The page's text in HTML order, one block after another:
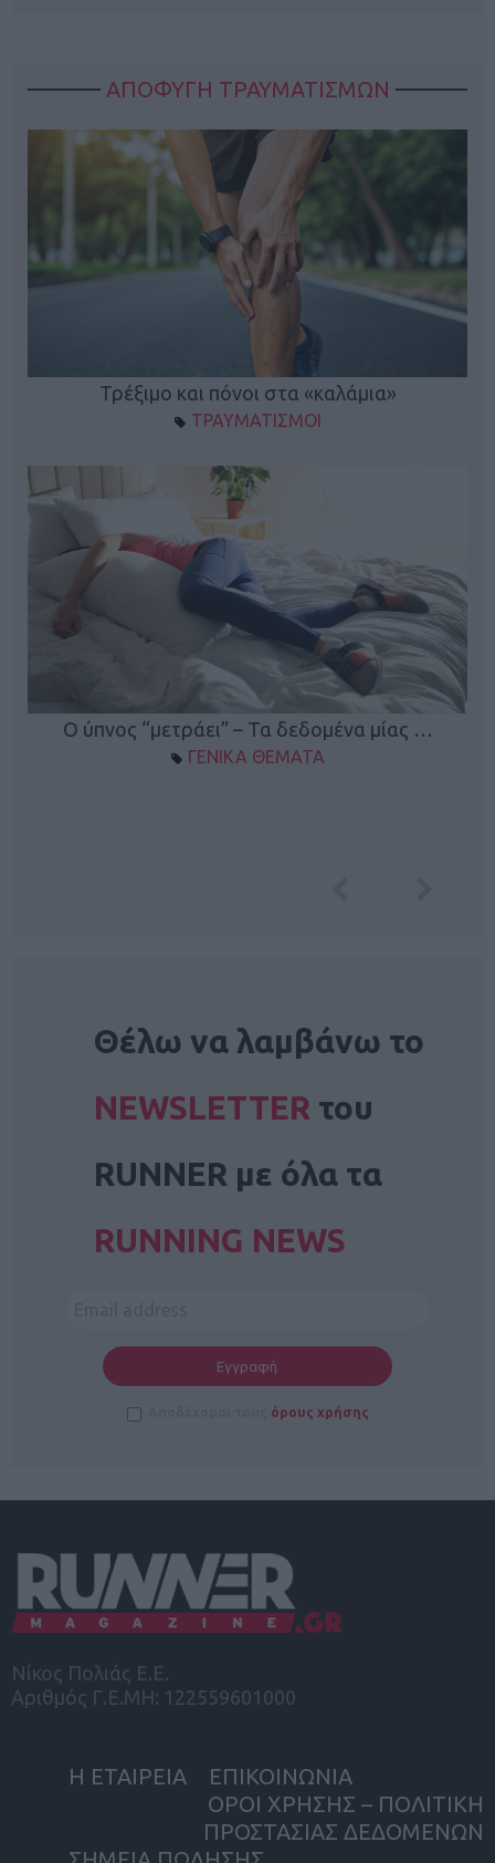
ΑΠΟΦΥΓΗ ΤΡΑΥΜΑΤΙΣΜΩΝ
Τρέξιμο και πόνοι στα «καλάμια»
ΤΡΑΥΜΑΤΙΣΜΟΙ
Ο ύπνος “μετράει” – Τα δεδομένα μίας …
ΓΕΝΙΚΑ ΘΕΜΑΤΑ
Θέλω να λαμβάνω το
NEWSLETTER του
RUNNER με όλα τα
RUNNING NEWS
όρους χρήσης
Νίκος Πολιάς Ε.Ε.
Αριθμός Γ.Ε.ΜΗ: 122559601000
Η ΕΤΑΙΡΕΙΑ
ΕΠΙΚΟΙΝΩΝΙΑ
ΟΡΟΙ ΧΡΗΣΗΣ – ΠΟΛΙΤΙΚΗ
ΠΡΟΣΤΑΣΙΑΣ ΔΕΔΟΜΕΝΩΝ